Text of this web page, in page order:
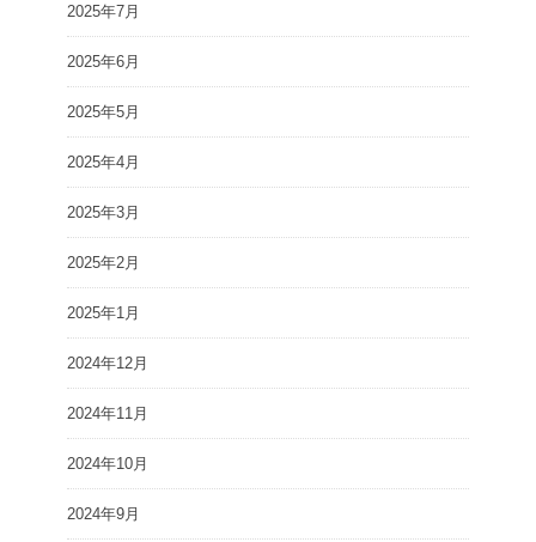
2025年7月
2025年6月
2025年5月
2025年4月
2025年3月
2025年2月
2025年1月
2024年12月
2024年11月
2024年10月
2024年9月